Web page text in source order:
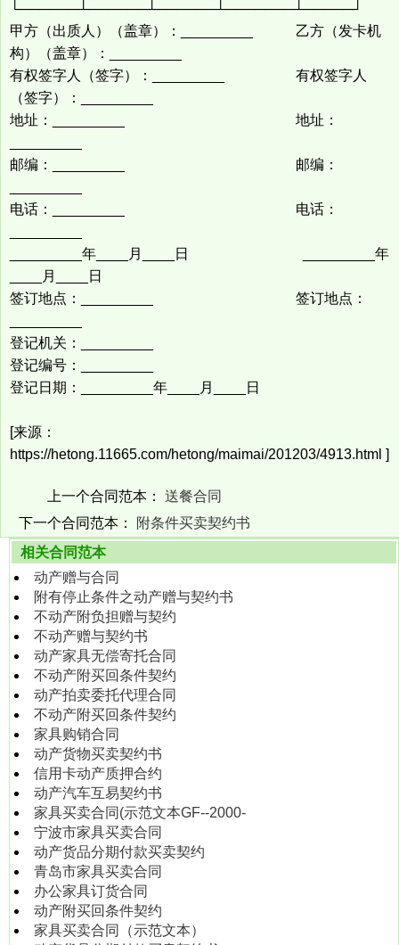
└──────┴──────┴──────┴───────┴─────┘
甲方（出质人）（盖章）：_________ 乙方（发卡机
构）（盖章）：_________
有权签字人（签字）：_________ 有权签字人
（签字）：_________
地址：_________ 地址：
邮编：_________ 邮编：
电话：_________ 电话：
_________年____月____日 _________年
____月____日
签订地点：_________ 签订地点：
登记机关：_________
登记编号：_________
登记日期：_________年____月____日
[来源：
https://hetong.11665.com/hetong/maimai/201203/4913.html ]
上一个合同范本： 送餐合同
下一个合同范本：
附条件买卖契约书
相关合同范本
动产赠与合同
附有停止条件之动产赠与契约书
不动产附负担赠与契约
不动产赠与契约书
动产家具无偿寄托合同
不动产附买回条件契约
动产拍卖委托代理合同
不动产附买回条件契约
家具购销合同
动产货物买卖契约书
信用卡动产质押合约
动产汽车互易契约书
家具买卖合同(示范文本GF--2000-
宁波市家具买卖合同
动产货品分期付款买卖契约
青岛市家具买卖合同
办公家具订货合同
动产附买回条件契约
家具买卖合同（示范文本）